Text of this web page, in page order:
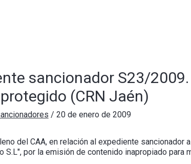
sancionador S23/
(CRN Jaén)
/ 20 de enero de 2009
del CAA, en relación al expediente
S.L", por la emisión de contenido inapropiado